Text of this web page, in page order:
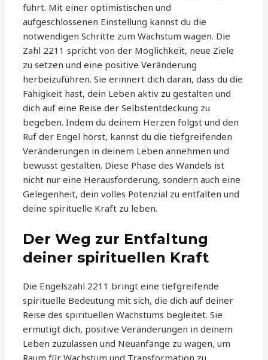
führt. Mit einer optimistischen und
aufgeschlossenen Einstellung kannst du die
notwendigen Schritte zum Wachstum wagen. Die
Zahl 2211 spricht von der Möglichkeit, neue Ziele
zu setzen und eine positive Veränderung
herbeizuführen. Sie erinnert dich daran, dass du die
Fähigkeit hast, dein Leben aktiv zu gestalten und
dich auf eine Reise der Selbstentdeckung zu
begeben. Indem du deinem Herzen folgst und den
Ruf der Engel hörst, kannst du die tiefgreifenden
Veränderungen in deinem Leben annehmen und
bewusst gestalten. Diese Phase des Wandels ist
nicht nur eine Herausforderung, sondern auch eine
Gelegenheit, dein volles Potenzial zu entfalten und
deine spirituelle Kraft zu leben.
Der Weg zur Entfaltung
deiner spirituellen Kraft
Die Engelszahl 2211 bringt eine tiefgreifende
spirituelle Bedeutung mit sich, die dich auf deiner
Reise des spirituellen Wachstums begleitet. Sie
ermutigt dich, positive Veränderungen in deinem
Leben zuzulassen und Neuanfänge zu wagen, um